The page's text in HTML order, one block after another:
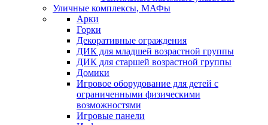
Уличные комплексы, МАФы
Арки
Горки
Декоративные ограждения
ДИК для младшей возрастной группы
ДИК для старшей возрастной группы
Домики
Игровое оборудование для детей с
ограниченными физическими
возможностями
Игровые панели